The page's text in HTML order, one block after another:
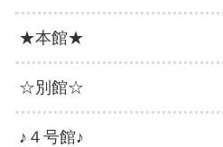
★本館★
☆別館☆
♪４号館♪